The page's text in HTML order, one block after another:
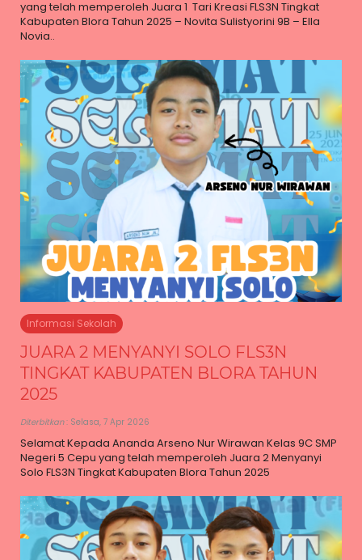
yang telah memperoleh Juara 1 Tari Kreasi FLS3N Tingkat
Kabupaten Blora Tahun 2025 – Novita Sulistyorini 9B – Ella
Novia..
Informasi Sekolah
JUARA 2 MENYANYI SOLO FLS3N
TINGKAT KABUPATEN BLORA TAHUN
2025
Diterbitkan: Selasa, 7 Apr 2026
Selamat Kepada Ananda Arseno Nur Wirawan Kelas 9C SMP
Negeri 5 Cepu yang telah memperoleh Juara 2 Menyanyi
Solo FLS3N Tingkat Kabupaten Blora Tahun 2025